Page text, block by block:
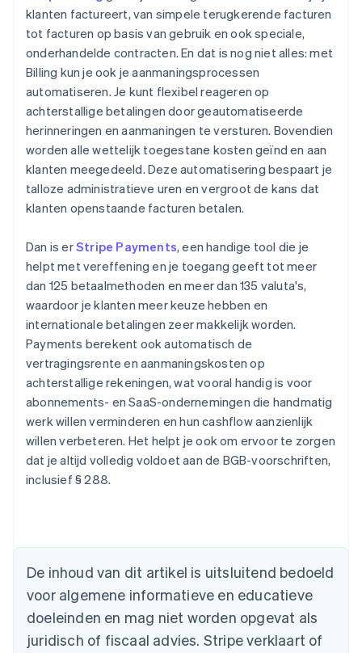
klanten factureert, van simpele terugkerende facturen
tot facturen op basis van gebruik en ook speciale,
onderhandelde contracten. En dat is nog niet alles: met
Billing kun je ook je aanmaningsprocessen
automatiseren. Je kunt flexibel reageren op
achterstallige betalingen door geautomatiseerde
herinneringen en aanmaningen te versturen. Bovendien
worden alle wettelijk toegestane kosten geïnd en aan
klanten meegedeeld. Deze automatisering bespaart je
talloze administratieve uren en vergroot de kans dat
klanten openstaande facturen betalen.
Dan is erStripe Payments, een handige tool die je
helpt met vereffening en je toegang geeft tot meer
dan 125 betaalmethoden en meer dan 135 valuta's,
waardoor je klanten meer keuze hebben en
internationale betalingen zeer makkelijk worden.
Payments berekent ook automatisch de
vertragingsrente en aanmaningskosten op
achterstallige rekeningen, wat vooral handig is voor
abonnements- en SaaS-ondernemingen die handmatig
werk willen verminderen en hun cashflow aanzienlijk
willen verbeteren. Het helpt je ook om ervoor te zorgen
dat je altijd volledig voldoet aan de BGB-voorschriften,
inclusief § 288.
De inhoud van dit artikel is uitsluitend bedoeld
voor algemene informatieve en educatieve
doeleinden en mag niet worden opgevat als
juridisch of fiscaal advies. Stripe verklaart of
Australië
English
België
NederlandsFrançaisDeutschEnglish
Brazilië
Bulgarije